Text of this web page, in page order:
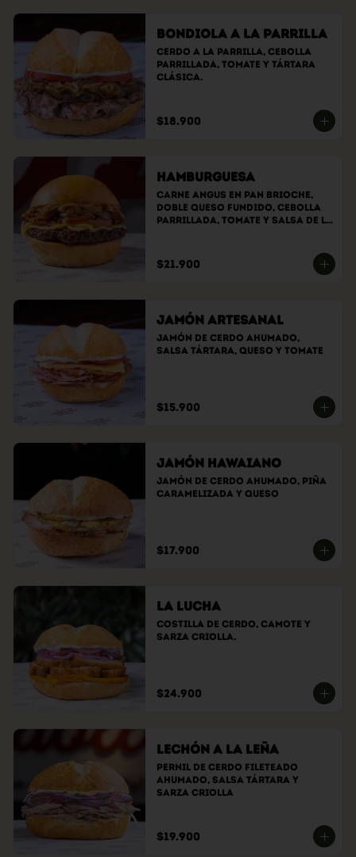
Bondiola a la Parrilla
Cerdo a la parrilla, cebolla
parrillada, tomate y tártara
clásica.
$18.900
Hamburguesa
Carne angus en pan brioche,
doble queso fundido, cebolla
parrillada, tomate y salsa de la
$21.900
Jamón Artesanal
Jamón de cerdo ahumado,
salsa tártara, queso y tomate
$15.900
Jamón Hawaiano
Jamón de cerdo ahumado, piña
caramelizada y queso
$17.900
La Lucha
Costilla de cerdo, camote y
sarza criolla.
$24.900
Lechón a la Leña
Pernil de cerdo fileteado
ahumado, Salsa tártara y
sarza criolla
$19.900